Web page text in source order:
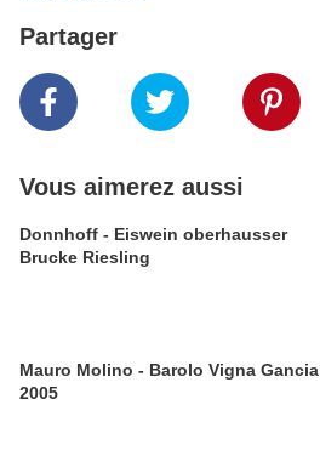
Partager
Vous aimerez aussi
Donnhoff - Eiswein oberhausser
Brucke Riesling
Mauro Molino - Barolo Vigna Gancia
2005